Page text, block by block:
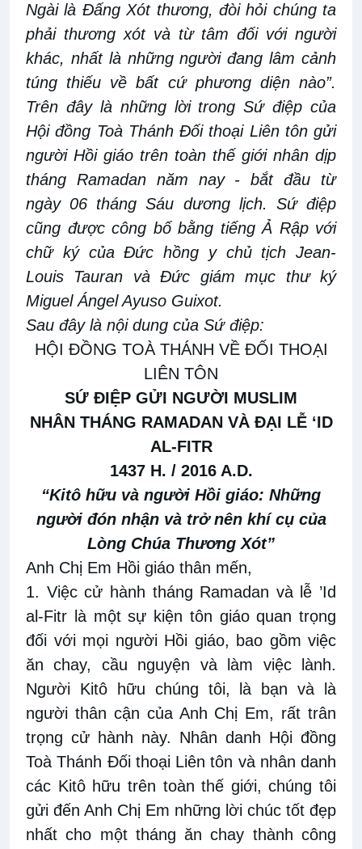
Ngài là Đấng Xót thương, đòi hỏi chúng ta
phải thương xót và từ tâm đối với người
khác, nhất là những người đang lâm cảnh
túng thiếu về bất cứ phương diện nào”.
Trên đây là những lời trong Sứ điệp của
Hội đồng Toà Thánh Đối thoại Liên tôn gửi
người Hồi giáo trên toàn thế giới nhân dịp
tháng Ramadan năm nay - bắt đầu từ
ngày 06 tháng Sáu dương lịch. Sứ điệp
cũng được công bố bằng tiếng Ả Rập với
chữ ký của Đức hồng y chủ tịch Jean-
Louis Tauran và Đức giám mục thư ký
Miguel Ángel Ayuso Guixot.
Sau đây là nội dung của Sứ điệp:
HỘI ĐỒNG TOÀ THÁNH VỀ ĐỐI THOẠI
LIÊN TÔN
SỨ ĐIỆP GỬI NGƯỜI MUSLIM
NHÂN THÁNG RAMADAN VÀ ĐẠI LỄ ‘ID
AL-FITR
1437 H. / 2016 A.D.
“Kitô hữu và người Hồi giáo: Những
người đón nhận và trở nên khí cụ của
Lòng Chúa Thương Xót”
Anh Chị Em Hồi giáo thân mến,
1. Việc cử hành tháng Ramadan và lễ ’Id
al-Fitr là một sự kiện tôn giáo quan trọng
đối với mọi người Hồi giáo, bao gồm việc
ăn chay, cầu nguyện và làm việc lành.
Người Kitô hữu chúng tôi, là bạn và là
người thân cận của Anh Chị Em, rất trân
trọng cử hành này. Nhân danh Hội đồng
Toà Thánh Đối thoại Liên tôn và nhân danh
các Kitô hữu trên toàn thế giới, chúng tôi
gửi đến Anh Chị Em những lời chúc tốt đẹp
nhất cho một tháng ăn chay thành công